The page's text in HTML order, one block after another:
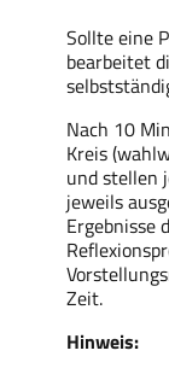
Sollte eine
bearbeitet
Nach 10
Kreis
und stellen
jeweils
Ergebnisse
Zeit.
Hinweis: